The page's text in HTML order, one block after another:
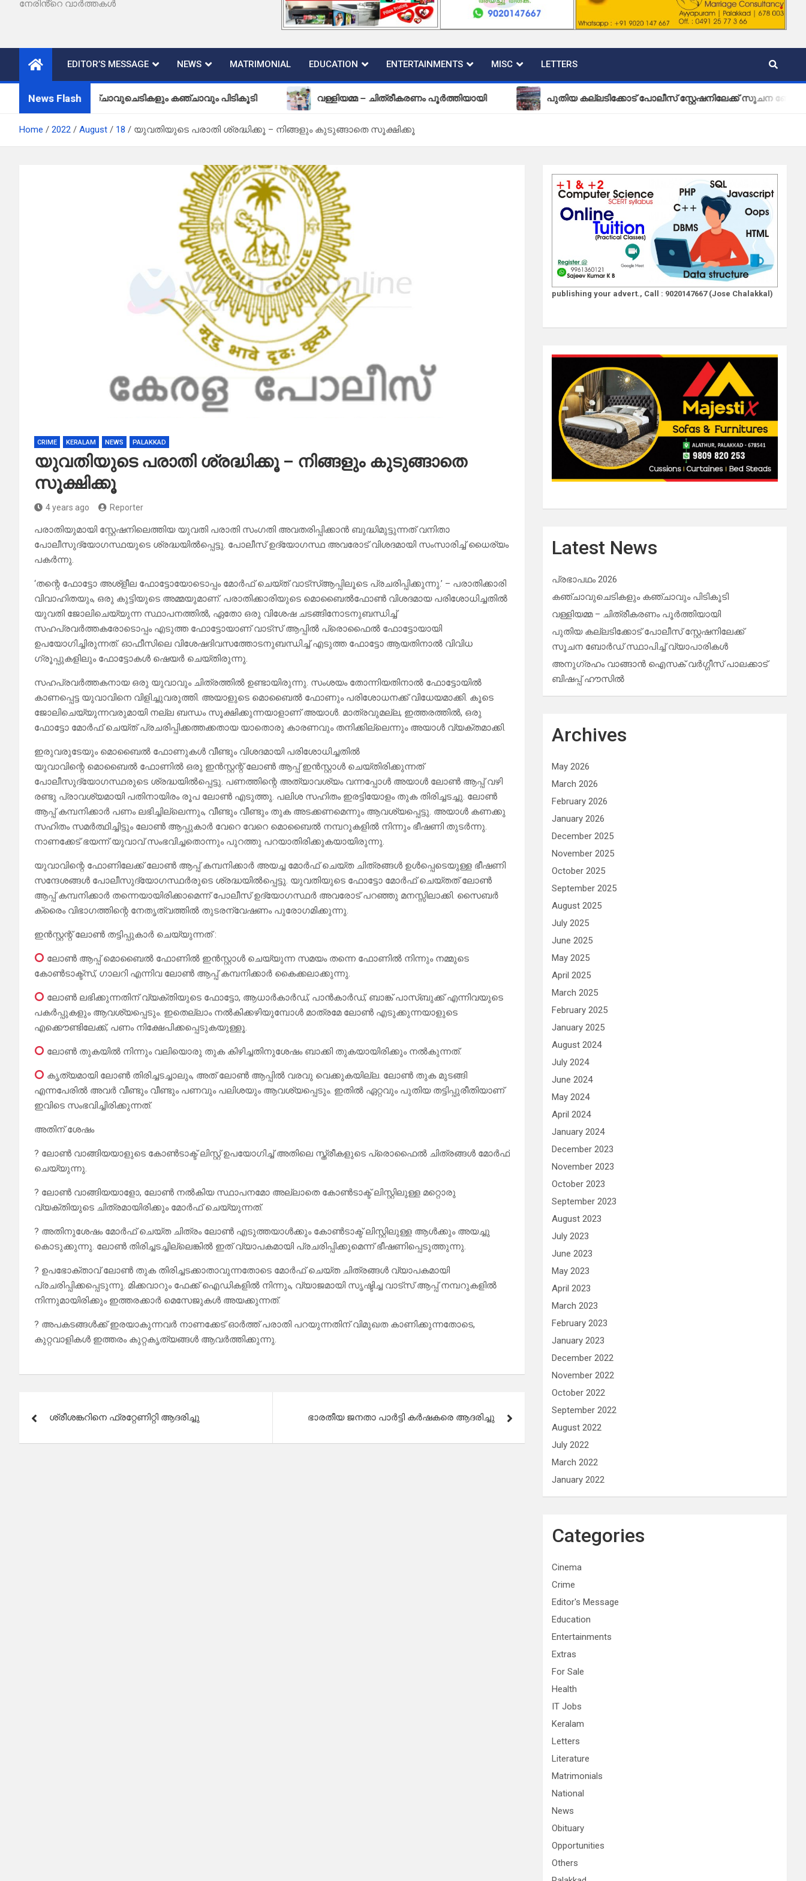
നേരിൻ്റെ വാർത്തകൾ
EDITOR’S MESSAGE NEWS MATRIMONIAL EDUCATION ENTERTAINMENTS MISC LETTERS
News Flash
കഞ്ചാവുചെടികളും കഞ്ചാവും പിടികൂടി വള്ളിയമ്മ – ചിത്രീകരണം പൂർത്തിയായി പുതിയ കല്ലടിക്കോട് പോലീസ് സ്റ്റേഷനിലേക്ക് സൂചന ബോർഡ്
Home 2022 August 18 യുവതിയുടെ പരാതി ശ്രദ്ധിക്കൂ – നിങ്ങളും കുടുങ്ങാതെ സൂക്ഷിക്കൂ
CRIME KERALAM NEWS PALAKKAD
യുവതിയുടെ പരാതി ശ്രദ്ധിക്കൂ – നിങ്ങളും കുടുങ്ങാതെ
സൂക്ഷിക്കൂ
4 years ago Reporter
പരാതിയുമായി സ്റ്റേഷനിലെത്തിയ യുവതി പരാതി സംഗതി അവതരിപ്പിക്കാൻ ബുദ്ധിമുട്ടുന്നത് വനിതാ
പോലീസുദ്യോഗസ്ഥയുടെ ശ്രദ്ധയിൽപ്പെട്ടു. പോലീസ് ഉദ്യോഗസ്ഥ അവരോട് വിശദമായി സംസാരിച്ച് ധൈര്യം
പകർന്നു.
‘തന്റെ ഫോട്ടോ അശ്‌ളീല ഫോട്ടോയോടൊപ്പം മോർഫ് ചെയ്ത് വാട്സ്ആപ്പിലൂടെ പ്രചരിപ്പിക്കുന്നു.’ – പരാതിക്കാരി
വിവാഹിതയും, ഒരു കുട്ടിയുടെ അമ്മയുമാണ്. പരാതിക്കാരിയുടെ മൊബൈൽഫോൺ വിശദമായ പരിശോധിച്ചതിൽ
യുവതി ജോലിചെയ്യുന്ന സ്ഥാപനത്തിൽ, ഏതോ ഒരു വിശേഷ ചടങ്ങിനോടനുബന്ധിച്ച്
സഹപ്രവർത്തകരോടൊപ്പം എടുത്ത ഫോട്ടോയാണ് വാട്സ് ആപ്പിൽ പ്രൊഫൈൽ ഫോട്ടോയായി
ഉപയോഗിച്ചിരുന്നത്. ഓഫീസിലെ വിശേഷദിവസത്തോടനുബന്ധിച്ച് എടുത്ത ഫോട്ടോ ആയതിനാൽ വിവിധ
ഗ്രൂപ്പുകളിലും ഫോട്ടോകൾ ഷെയർ ചെയ്തിരുന്നു.
സഹപ്രവർത്തകനായ ഒരു യുവാവും ചിത്രത്തിൽ ഉണ്ടായിരുന്നു. സംശയം തോന്നിയതിനാൽ ഫോട്ടോയിൽ
കാണപ്പെട്ട യുവാവിനെ വിളിച്ചുവരുത്തി. അയാളുടെ മൊബൈൽ ഫോണും പരിശോധനക്ക് വിധേയമാക്കി. കൂടെ
ജോലിചെയ്യുന്നവരുമായി നല്ല ബന്ധം സൂക്ഷിക്കുന്നയാളാണ് അയാൾ. മാത്രവുമല്ല, ഇത്തരത്തിൽ, ഒരു
ഫോട്ടോ മോർഫ് ചെയ്ത് പ്രചരിപ്പിക്കത്തക്കതായ യാതൊരു കാരണവും തനിക്കില്ലെന്നും അയാൾ വ്യക്തമാക്കി.
ഇരുവരുടേയും മൊബൈൽ ഫോണുകൾ വീണ്ടും വിശദമായി പരിശോധിച്ചതിൽ
യുവാവിന്റെ മൊബൈൽ ഫോണിൽ ഒരു ഇൻസ്റ്റന്റ് ലോൺ ആപ്പ് ഇൻസ്റ്റാൾ ചെയ്തിരിക്കുന്നത്
പോലീസുദ്യോഗസ്ഥരുടെ ശ്രദ്ധയിൽപ്പെട്ടു. പണത്തിന്റെ അത്യാവശ്യം വന്നപ്പോൾ അയാൾ ലോൺ ആപ്പ് വഴി
രണ്ടു പ്രാവശ്യമായി പതിനായിരം രൂപ ലോൺ എടുത്തു. പലിശ സഹിതം ഇരട്ടിയോളം തുക തിരിച്ചടച്ചു. ലോൺ
ആപ്പ് കമ്പനിക്കാർ പണം ലഭിച്ചില്ലെന്നും, വീണ്ടും വീണ്ടും തുക അടക്കണമെന്നും ആവശ്യപ്പെട്ടു. അയാൾ കണക്കു
സഹിതം സമർത്ഥിച്ചിട്ടും ലോൺ ആപ്പുകാർ വേറെ വേറെ മൊബൈൽ നമ്പറുകളിൽ നിന്നും ഭീഷണി തുടർന്നു.
നാണക്കേട് ഭയന്ന് യുവാവ് സംഭവിച്ചതൊന്നും പുറത്തു പറയാതിരിക്കുകയായിരുന്നു.
യുവാവിന്റെ ഫോണിലേക്ക് ലോൺ ആപ്പ് കമ്പനിക്കാർ അയച്ച മോർഫ് ചെയ്ത ചിത്രങ്ങൾ ഉൾപ്പെടെയുള്ള ഭീഷണി
സന്ദേശങ്ങൾ പോലീസുദ്യോഗസ്ഥർരുടെ ശ്രദ്ധയിൽപ്പെട്ടു. യുവതിയുടെ ഫോട്ടോ മോർഫ് ചെയ്തത് ലോൺ
ആപ്പ് കമ്പനിക്കാർ തന്നെയായിരിക്കാമെന്ന് പോലീസ് ഉദ്യോഗസ്ഥർ അവരോട് പറഞ്ഞു മനസ്സിലാക്കി. സൈബർ
ക്രൈം വിഭാഗത്തിന്റെ നേതൃത്വത്തിൽ തുടരന്വേഷണം പുരോഗമിക്കുന്നു.
ഇൻസ്റ്റന്റ് ലോൺ തട്ടിപ്പുകാർ ചെയ്യുന്നത് :
ലോൺ ആപ്പ് മൊബൈൽ ഫോണിൽ ഇൻസ്റ്റാൾ ചെയ്യുന്ന സമയം തന്നെ ഫോണിൽ നിന്നും നമ്മുടെ
കോൺടാക്ട്സ്, ഗാലറി എന്നിവ ലോൺ ആപ്പ് കമ്പനിക്കാർ കൈക്കലാക്കുന്നു.
ലോൺ ലഭിക്കുന്നതിന് വ്യക്തിയുടെ ഫോട്ടോ, ആധാർകാർഡ്, പാൻകാർഡ്, ബാങ്ക് പാസ്ബുക്ക് എന്നിവയുടെ
പകർപ്പുകളും ആവശ്യപ്പെടും. ഇതെല്ലാം നൽകിക്കഴിയുമ്പോൾ മാത്രമേ ലോൺ എടുക്കുന്നയാളുടെ
എക്കൌണ്ടിലേക്ക്, പണം നിക്ഷേപിക്കപ്പെടുകയുള്ളൂ.
ലോൺ തുകയിൽ നിന്നും വലിയൊരു തുക കിഴിച്ചതിനുശേഷം ബാക്കി തുകയായിരിക്കും നൽകുന്നത്.
കൃത്യമായി ലോൺ തിരിച്ചടച്ചാലും, അത് ലോൺ ആപ്പിൽ വരവു വെക്കുകയില്ല. ലോൺ തുക മുടങ്ങി
എന്നപേരിൽ അവർ വീണ്ടും വീണ്ടും പണവും പലിശയും ആവശ്യപ്പെടും. ഇതിൽ ഏറ്റവും പുതിയ തട്ടിപ്പുരീതിയാണ്
ഇവിടെ സംഭവിച്ചിരിക്കുന്നത്.
അതിന് ശേഷം
? ലോൺ വാങ്ങിയയാളുടെ കോൺടാക്ട് ലിസ്റ്റ് ഉപയോഗിച്ച് അതിലെ സ്ത്രീകളുടെ പ്രൊഫൈൽ ചിത്രങ്ങൾ മോർഫ്
ചെയ്യുന്നു.
? ലോൺ വാങ്ങിയയാളോ, ലോൺ നൽകിയ സ്ഥാപനമോ അല്ലാതെ കോൺടാക്ട് ലിസ്റ്റിലുള്ള മറ്റൊരു
വ്യക്തിയുടെ ചിത്രമായിരിക്കും മോർഫ് ചെയ്യുന്നത്.
? അതിനുശേഷം മോർഫ് ചെയ്ത ചിത്രം ലോൺ എടുത്തയാൾക്കും കോൺടാക്ട് ലിസ്റ്റിലുള്ള ആൾക്കും അയച്ചു
കൊടുക്കുന്നു. ലോൺ തിരിച്ചടച്ചില്ലെങ്കിൽ ഇത് വ്യാപകമായി പ്രചരിപ്പിക്കുമെന്ന് ഭീഷണിപ്പെടുത്തുന്നു.
? ഉപഭോക്താവ് ലോൺ തുക തിരിച്ചടക്കാതാവുന്നതോടെ മോർഫ് ചെയ്ത ചിത്രങ്ങൾ വ്യാപകമായി
പ്രചരിപ്പിക്കപ്പെടുന്നു. മിക്കവാറും ഫേക്ക് ഐഡികളിൽ നിന്നും, വ്യാജമായി സൃഷ്ടിച്ച വാട്സ് ആപ്പ് നമ്പറുകളിൽ
നിന്നുമായിരിക്കും ഇത്തരക്കാർ മെസേജുകൾ അയക്കുന്നത്.
? അപകടങ്ങൾക്ക് ഇരയാകുന്നവർ നാണക്കേട് ഓർത്ത് പരാതി പറയുന്നതിന് വിമുഖത കാണിക്കുന്നതോടെ,
കുറ്റവാളികൾ ഇത്തരം കുറ്റകൃത്യങ്ങൾ ആവർത്തിക്കുന്നു.
navigation
ശ്രീശങ്കറിനെ ഫ്രറ്റേണിറ്റി ആദരിച്ചു ഭാരതീയ ജനതാ പാർട്ടി കർഷകരെ ആദരിച്ചു
publishing your advert., Call : 9020147667 (Jose Chalakkal)
Latest News
പ്രഭാപഥം 2026
കഞ്ചാവുചെടികളും കഞ്ചാവും പിടികൂടി
വള്ളിയമ്മ – ചിത്രീകരണം പൂർത്തിയായി
പുതിയ കല്ലടിക്കോട് പോലീസ് സ്റ്റേഷനിലേക്ക്
സൂചന ബോർഡ് സ്ഥാപിച്ച് വ്യാപാരികൾ
അനുഗ്രഹം വാങ്ങാൻ ഐസക് വര്‍ഗ്ഗീസ് പാലക്കാട്
ബിഷപ്പ് ഹൗസില്‍
Archives
May 2026
March 2026
February 2026
January 2026
December 2025
November 2025
October 2025
September 2025
August 2025
July 2025
June 2025
May 2025
April 2025
March 2025
February 2025
January 2025
August 2024
July 2024
June 2024
May 2024
April 2024
January 2024
December 2023
November 2023
October 2023
September 2023
August 2023
July 2023
June 2023
May 2023
April 2023
March 2023
February 2023
January 2023
December 2022
November 2022
October 2022
September 2022
August 2022
July 2022
March 2022
January 2022
Categories
Cinema
Crime
Editor's Message
Education
Entertainments
Extras
For Sale
Health
IT Jobs
Keralam
Letters
Literature
Matrimonials
National
News
Obituary
Opportunities
Others